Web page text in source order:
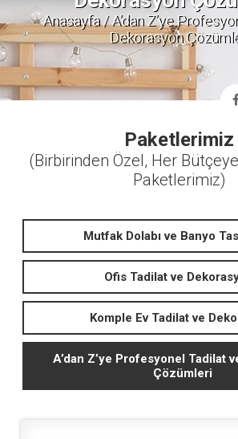
Anasayfa/ A’dan Z’ye
Dekorasyon
Paketlerimiz
(Birbirinden Özel, Her
Paketlerimiz)
Mutfak Dolabı ve Banyo
Ofis Tadilat ve
Komple Ev Tadilat ve
A’dan Z’ye Profesyonel Tadilat
Çözümleri